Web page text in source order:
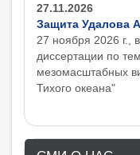
27.11.2026
Защита Удалова
27 ноября 2026 г.,
диcсертации по
мезомасштабных
Тихого океана"